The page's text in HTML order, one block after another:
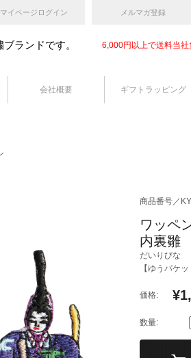
マイページログイン メルマガ登録
ランドです。 6,000円以上で送料当社
会社概要 ギフトラッピング
商品番号／
ワッペ
内裏雛
だいりびな
【ゆうパケッ
価格:
数量: